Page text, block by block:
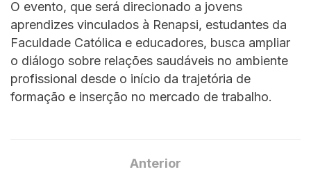
O evento, que será direcionado a jovens
aprendizes vinculados à Renapsi, estudantes da
Faculdade Católica e educadores, busca ampliar
o diálogo sobre relações saudáveis no ambiente
profissional desde o início da trajetória de
formação e inserção no mercado de trabalho.
Anterior